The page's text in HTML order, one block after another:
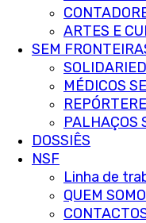
ARTES E
SEM
MÉDICOS
PALHAÇOS
DOSSIÊS
NSF
Linha de
QUEM